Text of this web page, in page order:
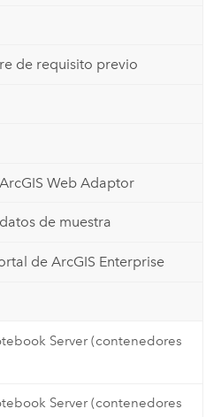
de requisito previo
Web Adaptor
de muestra
de ArcGIS Enterprise
Server (contenedores
Server (contenedores